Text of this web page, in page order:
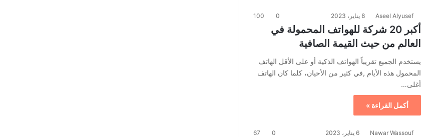
Aseel Alyusef 8 يناير، 2023 0
100
أكبر 20 شركة للهواتف المحمولة في
العالم من حيث القيمة الصافية
يستخدم الجميع تقريباً الهواتف الذكية أو على الأقل الهاتف
المحمول هذه الأيام ,في كثير من الأحيان، كلما كان الهاتف
أغلى…
أكمل القراءة »
Nawar Wassouf 6 يناير، 2023 0
67